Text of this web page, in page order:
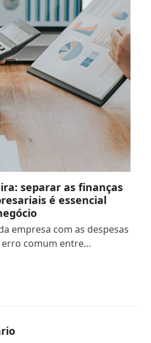
separar as finanças
é essencial
empresa com as despesas
erro comum entre…